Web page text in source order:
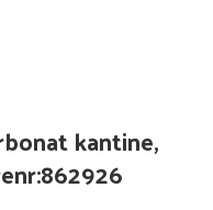
kantine,